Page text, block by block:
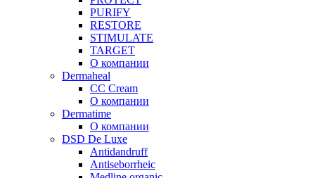
PURIFY
RESTORE
STIMULATE
TARGET
О компании
Dermaheal
CC Cream
О компании
Dermatime
О компании
DSD De Luxe
Antidandruff
Antiseborrheic